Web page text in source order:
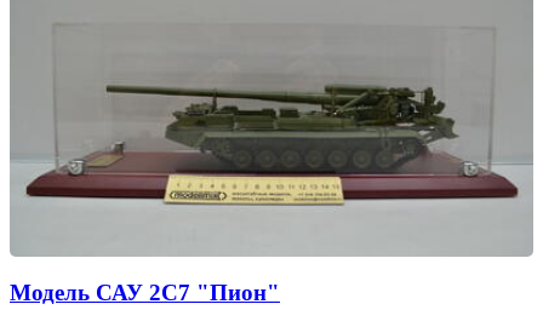
Модель САУ 2С7 "Пион"